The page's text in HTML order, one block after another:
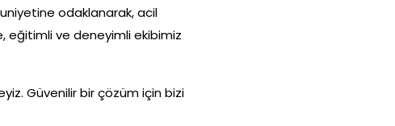
odaklanarak, acil
eğitimli ve deneyimli ekibimiz
Güvenilir bir çözüm için bizi